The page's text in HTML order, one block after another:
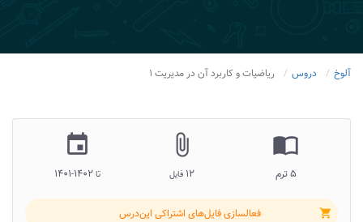
آلوخ دروس ریاضیات و کاربرد آن در مدیریت ۱
import_contacts
۵ ترم
attach_file
۱۲ فایل
insert_invitation
تا۱۴۰۲-۱۴۰۱
shopping_cart فعالسازی فایل‌های اشتراکی این‌درس